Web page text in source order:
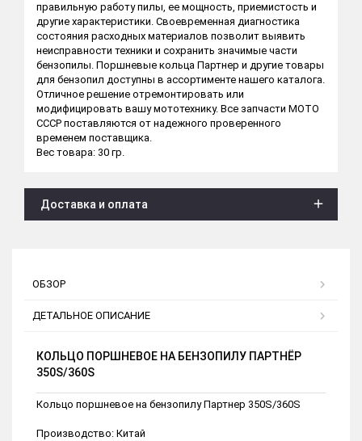
правильную работу пилы, ее мощность, приемистость и
другие характеристики. Своевременная диагностика
состояния расходных материалов позволит выявить
неисправности техники и сохранить значимые части
бензопилы. Поршневые кольца Партнер и другие товары
для бензопил доступны в ассортименте нашего каталога.
Отличное решение отремонтировать или
модифицировать вашу мототехнику. Все запчасти МОТО
СССР поставляются от надежного проверенного
временем поставщика.
Вес товара: 30 гр.
Доставка и оплата
ОБЗОР
ДЕТАЛЬНОЕ ОПИСАНИЕ
КОЛЬЦО ПОРШНЕВОЕ НА БЕНЗОПИЛУ ПАРТНЁР
350S/360S
Кольцо поршневое на бензопилу Партнер 350S/360S
Производство: Китай